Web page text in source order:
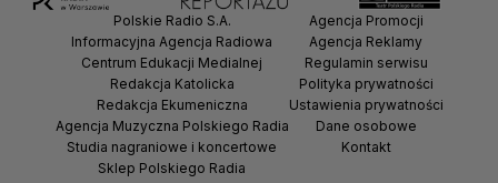
Polskie Radio S.A.
Informacyjna Agencja Radiowa
Centrum Edukacji Medialnej
Redakcja Katolicka
Redakcja Ekumeniczna
Agencja Muzyczna Polskiego Radia
Studia nagraniowe i koncertowe
Sklep Polskiego Radia
Agencja Promocji
Agencja Reklamy
Regulamin serwisu
Polityka prywatności
Ustawienia prywatności
Dane osobowe
Kontakt